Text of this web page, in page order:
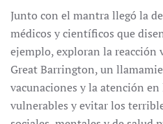
Junto con el mantra llegó la
médicos y científicos que
ejemplo, exploran la reacción
Great Barrington, un
vacunaciones y la atención
vulnerables y evitar los